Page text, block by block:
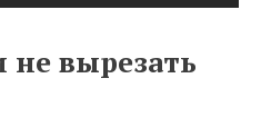
не вырезать